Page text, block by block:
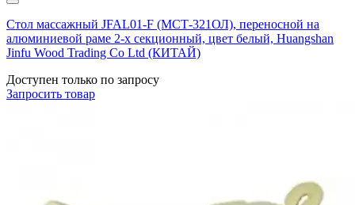
Стол массажный JFAL01-F (МСТ-321ОЛ), переносной на
алюминиевой раме 2-х секционный, цвет белый, Huangshan
Jinfu Wood Trading Co Ltd (КИТАЙ)
Доступен только по запросу
Запросить товар